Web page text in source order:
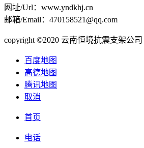
网址/Url：www.yndkhj.cn
邮箱/Email：470158521@qq.com
copyright ©2020 云南恒境抗震支架公司
百度地图
高德地图
腾讯地图
取消
首页
电话